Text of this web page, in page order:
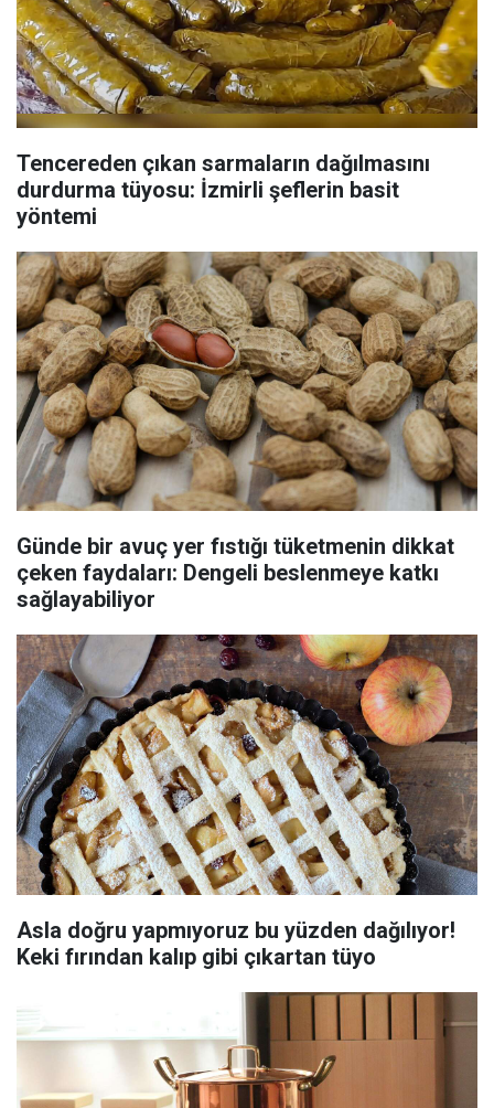
Tencereden çıkan sarmaların dağılmasını
durdurma tüyosu: İzmirli şeflerin basit
yöntemi
Günde bir avuç yer fıstığı tüketmenin dikkat
çeken faydaları: Dengeli beslenmeye katkı
sağlayabiliyor
Asla doğru yapmıyoruz bu yüzden dağılıyor!
Keki fırından kalıp gibi çıkartan tüyo